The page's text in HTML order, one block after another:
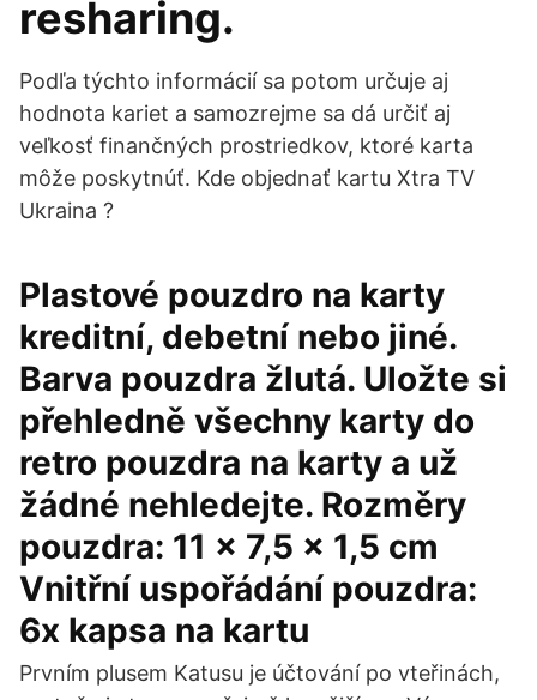
resharing.
Podľa týchto informácií sa potom určuje aj
hodnota kariet a samozrejme sa dá určiť aj
veľkosť finančných prostriedkov, ktoré karta
môže poskytnúť. Kde objednať kartu Xtra TV
Ukraina ?
Plastové pouzdro na karty
kreditní, debetní nebo jiné.
Barva pouzdra žlutá. Uložte si
přehledně všechny karty do
retro pouzdra na karty a už
žádné nehledejte. Rozměry
pouzdra: 11 x 7,5 x 1,5 cm
Vnitřní uspořádání pouzdra:
6x kapsa na kartu
Prvním plusem Katusu je účtování po vteřinách,